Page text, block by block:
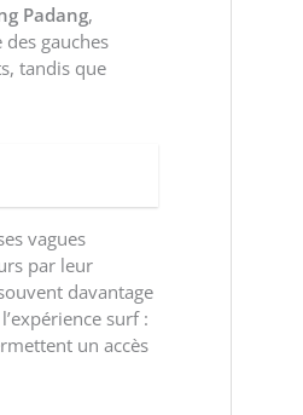
Padang,
des gauches
tandis que
vagues
par leur
davantage
surf :
un accès